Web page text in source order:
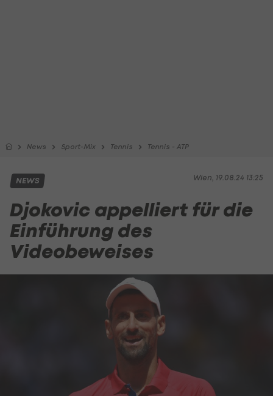
News Sport-Mix Tennis Tennis - ATP
Wien, 19.08.24 13:25
NEWS
Djokovic appelliert für die
Einführung des
Videobeweises